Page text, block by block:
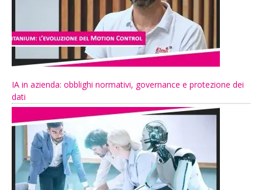
IA in azienda: obblighi normativi, governance e protezione dei
dati